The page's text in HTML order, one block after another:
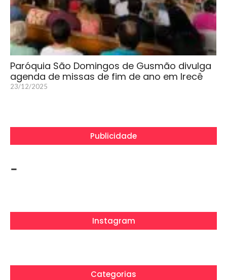
Paróquia São Domingos de Gusmão divulga
agenda de missas de fim de ano em Irecê
23/12/2025
Publicidade
-
Instagram
Categorias